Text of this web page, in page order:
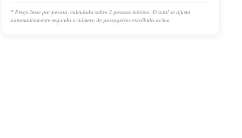
* Preço base por pessoa, calculado sobre 2 pessoas mínimo. O total se ajusta
automaticamente segundo o número de passageiros escolhido acima.